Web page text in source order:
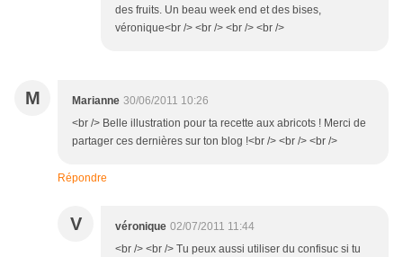
des fruits. Un beau week end et des bises,
véronique<br /> <br /> <br /> <br />
M Marianne 30/06/2011 10:26
<br /> Belle illustration pour ta recette aux abricots ! Merci de
partager ces dernières sur ton blog !<br /> <br /> <br />
Répondre
V véronique 02/07/2011 11:44
<br /> <br /> Tu peux aussi utiliser du confisuc si tu